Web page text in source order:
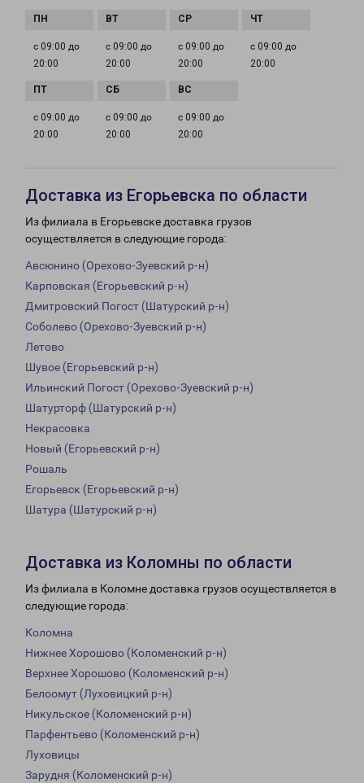
с 09:00 до
20:00
с 09:00 до
20:00
с 09:00 до
20:00
с 09:00 до
20:00
с 09:00 до
20:00
с 09:00 до
20:00
с 09:00 до
20:00
Доставка из Егорьевска по области
Из филиала в Егорьевске доставка грузов
осуществляется в следующие города:
Авсюнино (Орехово-Зуевский р-н)
Карповская (Егорьевский р-н)
Дмитровский Погост (Шатурский р-н)
Соболево (Орехово-Зуевский р-н)
Летово
Шувое (Егорьевский р-н)
Ильинский Погост (Орехово-Зуевский р-н)
Шатурторф (Шатурский р-н)
Некрасовка
Новый (Егорьевский р-н)
Рошаль
Егорьевск (Егорьевский р-н)
Шатура (Шатурский р-н)
Доставка из Коломны по области
Из филиала в Коломне доставка грузов осуществляется в
следующие города:
Коломна
Нижнее Хорошово (Коломенский р-н)
Верхнее Хорошово (Коломенский р-н)
Белоомут (Луховицкий р-н)
Никульское (Коломенский р-н)
Парфентьево (Коломенский р-н)
Луховицы
Зарудня (Коломенский р-н)